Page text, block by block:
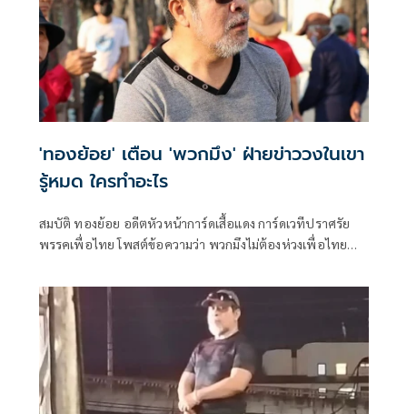
'ทองย้อย' เตือน 'พวกมึง' ฝ่ายข่าววงในเขา
รู้หมด ใครทำอะไร
สมบัติ ทองย้อย อดีตหัวหน้าการ์ดเสื้อแดง การ์ดเวทีปราศรัย
พรรคเพื่อไทย โพสต์ข้อความว่า พวกมึงไม่ต้องห่วงเพื่อไทย